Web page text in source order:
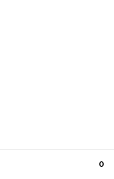
0